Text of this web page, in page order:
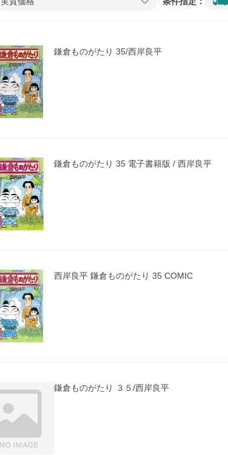
鎌倉ものがたり 35/西岸良平
鎌倉ものがたり 35 電子書籍版 / 西岸良平
西岸良平 鎌倉ものがたり 35 COMIC
鎌倉ものがたり ３５/西岸良平